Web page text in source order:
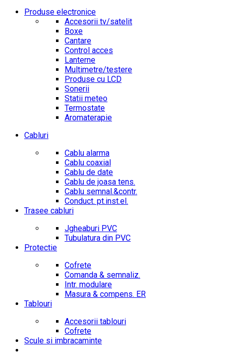
Produse electronice
Accesorii tv/satelit
Boxe
Cantare
Control acces
Lanterne
Multimetre/testere
Produse cu LCD
Sonerii
Statii meteo
Termostate
Aromaterapie
Cabluri
Cablu alarma
Cablu coaxial
Cablu de date
Cablu de joasa tens.
Cablu semnal.&contr.
Conduct. pt.inst.el.
Trasee cabluri
Jgheaburi PVC
Tubulatura din PVC
Protectie
Cofrete
Comanda & semnaliz.
Intr. modulare
Masura & compens. ER
Tablouri
Accesorii tablouri
Cofrete
Scule si imbracaminte